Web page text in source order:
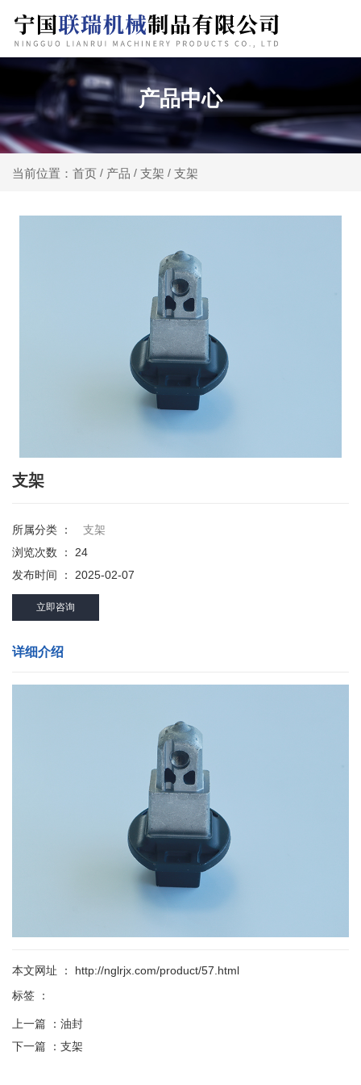
产品中心
当前位置：首页 / 产品 / 支架 / 支架
支架
所属分类 ：
支架
浏览次数 ： 24
发布时间 ： 2025-02-07
立即咨询
详细介绍
本文网址 ： http://nglrjx.com/product/57.html
标签 ：
上一篇 ： 油封
下一篇 ： 支架